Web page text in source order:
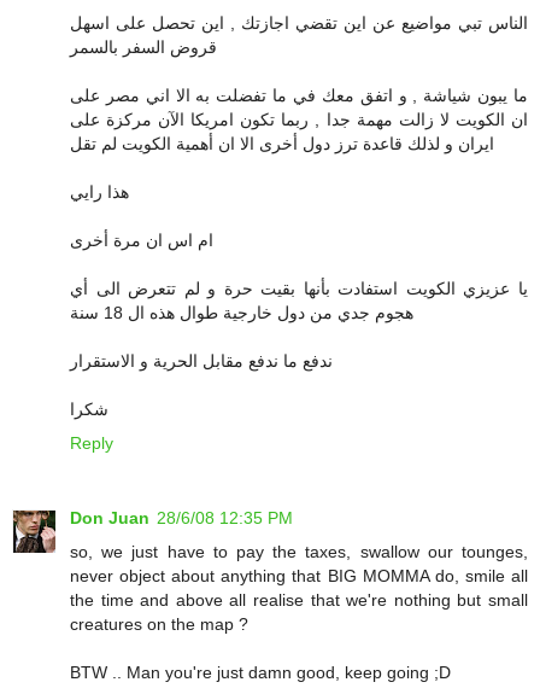
الناس تبي مواضيع عن اين تقضي اجازتك , اين تحصل على اسهل
قروض السفر بالسمر
ما يبون شياشة , و اتفق معك في ما تفضلت به الا اني مصر على
ان الكويت لا زالت مهمة جدا , ربما تكون امريكا الآن مركزة على
ايران و لذلك قاعدة ترز دول أخرى الا ان أهمية الكويت لم تقل
هذا رايي
ام اس ان مرة أخرى
يا عزيزي الكويت استفادت بأنها بقيت حرة و لم تتعرض الى أي
هجوم جدي من دول خارجية طوال هذه ال 18 سنة
ندفع ما ندفع مقابل الحرية و الاستقرار
شكرا
Reply
Don Juan 28/6/08 12:35 PM
so, we just have to pay the taxes, swallow our tounges,
never object about anything that BIG MOMMA do, smile all
the time and above all realise that we're nothing but small
creatures on the map ?
BTW .. Man you're just damn good, keep going ;D